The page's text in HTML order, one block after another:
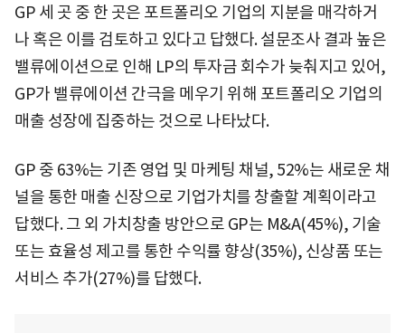
GP 세 곳 중 한 곳은 포트폴리오 기업의 지분을 매각하거
나 혹은 이를 검토하고 있다고 답했다. 설문조사 결과 높은
밸류에이션으로 인해 LP의 투자금 회수가 늦춰지고 있어,
GP가 밸류에이션 간극을 메우기 위해 포트폴리오 기업의
매출 성장에 집중하는 것으로 나타났다.
GP 중 63%는 기존 영업 및 마케팅 채널, 52%는 새로운 채
널을 통한 매출 신장으로 기업가치를 창출할 계획이라고
답했다. 그 외 가치창출 방안으로 GP는 M&A(45%), 기술
또는 효율성 제고를 통한 수익률 향상(35%), 신상품 또는
서비스 추가(27%)를 답했다.